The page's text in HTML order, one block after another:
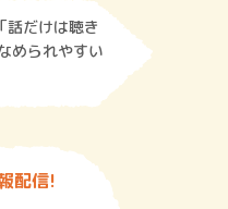
だけは聴き
められやすい
配信!